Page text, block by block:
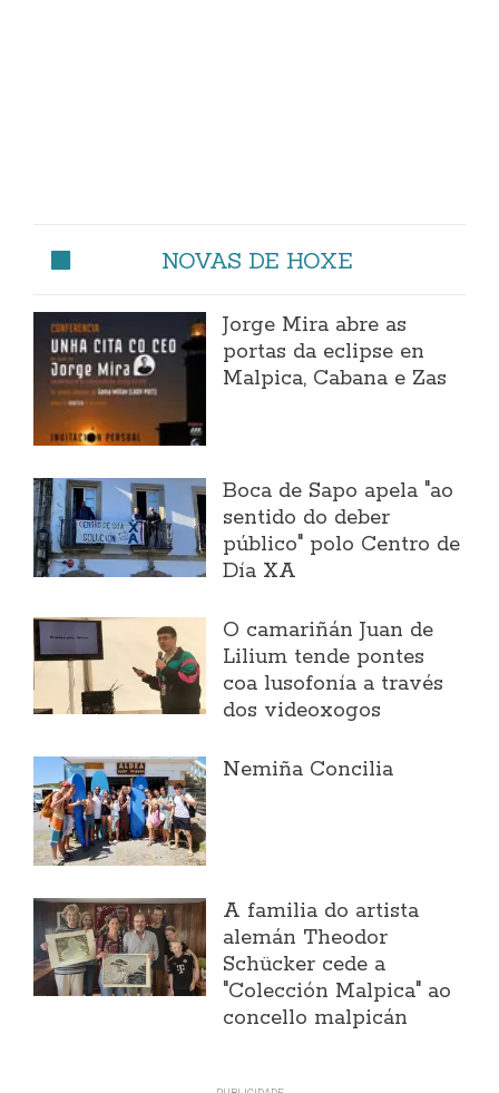
NOVAS DE HOXE
Jorge Mira abre as
portas da eclipse en
Malpica, Cabana e Zas
Boca de Sapo apela "ao
sentido do deber
público" polo Centro de
Día XA
O camariñán Juan de
Lilium tende pontes
coa lusofonía a través
dos videoxogos
Nemiña Concilia
A familia do artista
alemán Theodor
Schücker cede a
"Colección Malpica" ao
concello malpicán